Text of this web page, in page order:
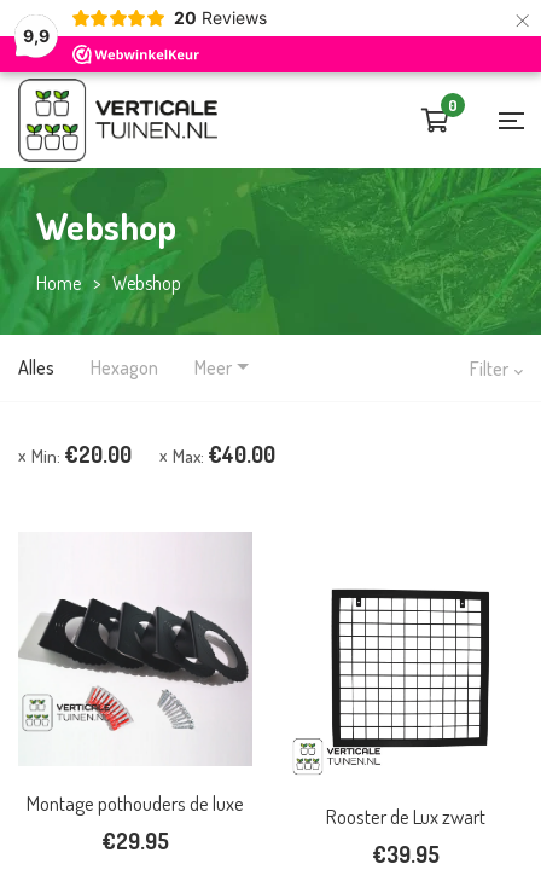
9,9
20 Reviews ×
0
Webshop
Home > Webshop
Alles Hexagon Meer Filter
Min: €20.00 Max: €40.00
Montage pothouders de luxe
€29.95
Rooster de Lux zwart
€39.95